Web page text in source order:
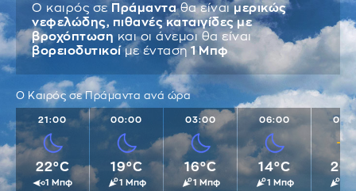
Ο καιρός σε Πράμανταθα είναιμερικώς
νεφελώδης, πιθανές καταιγίδες με
βροχόπτωση και οι άνεμοι θα είναι
βορειοδυτικοί με ένταση 1 Μπφ
Ο Καιρός σε Πράμαντα ανά ώρα
21:00
22°C
1 Μπφ
00:00
19°C
1 Μπφ
03:00
16°C
1 Μπφ
06:00
14°C
1 Μπφ